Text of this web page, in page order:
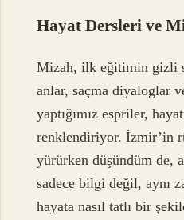
Hayat Dersleri ve
Mizah, ilk eğitimin gizli
anlar, saçma diyaloglar
yaptığımız espriler,
renklendiriyor. İzmir’in
yürürken düşündüm de,
sadece bilgi değil, aynı
hayata nasıl tatlı bir